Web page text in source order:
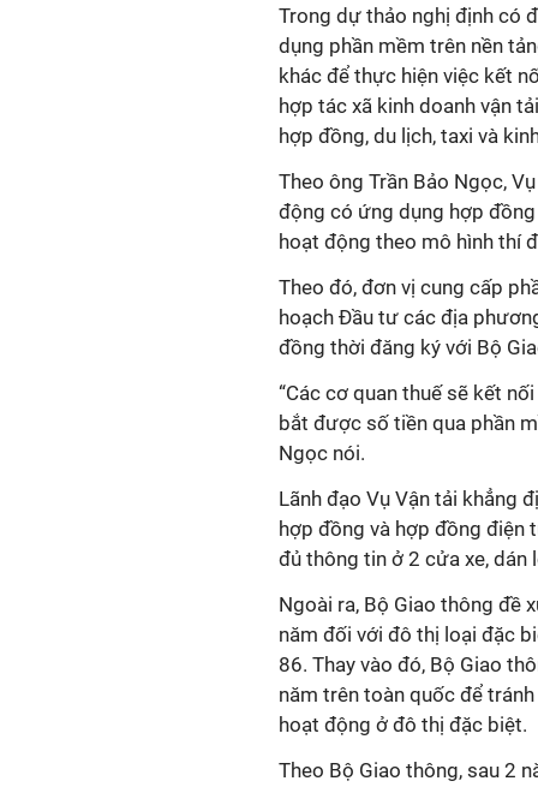
Trong dự thảo nghị định có
dụng phần mềm trên nền
khác để thực hiện việc kết
hợp tác xã kinh doanh vận
hợp đồng, du lịch, taxi và
Theo ông Trần Bảo Ngọc,
động có ứng dụng hợp
hoạt động theo mô hình thí
Theo đó, đơn vị cung cấp
hoạch Đầu tư các địa
đồng thời đăng ký với Bộ
“Các cơ quan thuế sẽ kết
bắt được số tiền qua phần
Ngọc nói.
Lãnh đạo Vụ Vận tải khẳng
hợp đồng và hợp đồng điện
đủ thông tin ở 2 cửa xe, dán
Ngoài ra, Bộ Giao thông đề
năm đối với đô thị loại đặc
86. Thay vào đó, Bộ Giao
năm trên toàn quốc để
hoạt động ở đô thị đặc biệt.
Theo Bộ Giao thông, sau 2